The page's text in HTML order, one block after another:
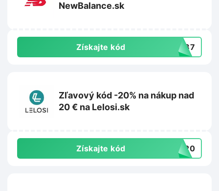
NewBalance.sk
Získajte kód PW87
Zľavový kód -20% na nákup nad
20 € na Lelosi.sk
Získajte kód RA20